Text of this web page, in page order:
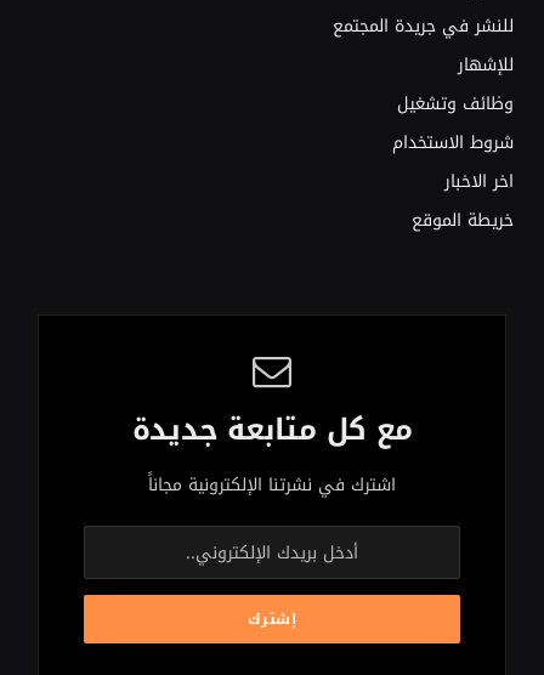
للنشر في جريدة المجتمع
للإشهار
وظائف وتشغيل
شروط الاستخدام
اخر الاخبار
خريطة الموقع
مع كل متابعة جديدة
اشترك في نشرتنا الإلكترونية مجاناً